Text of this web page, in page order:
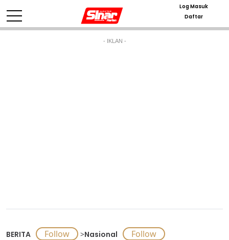
Log Masuk
Daftar
- IKLAN -
BERITA >Nasional